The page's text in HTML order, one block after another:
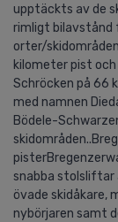
upptäckts av de
rimligt bilavstånd
orter/
kilometer pist
Schröcken på 66
med namnen
Bödele-
snabba stolsliftar
övade skidåkare,
nybörjaren samt